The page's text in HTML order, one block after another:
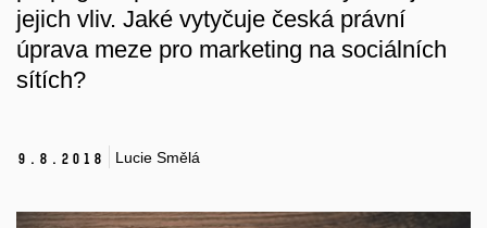
jejich vliv. Jaké vytyčuje česká právní
úprava meze pro marketing na sociálních
sítích?
9. 8. 2018 Lucie Smělá